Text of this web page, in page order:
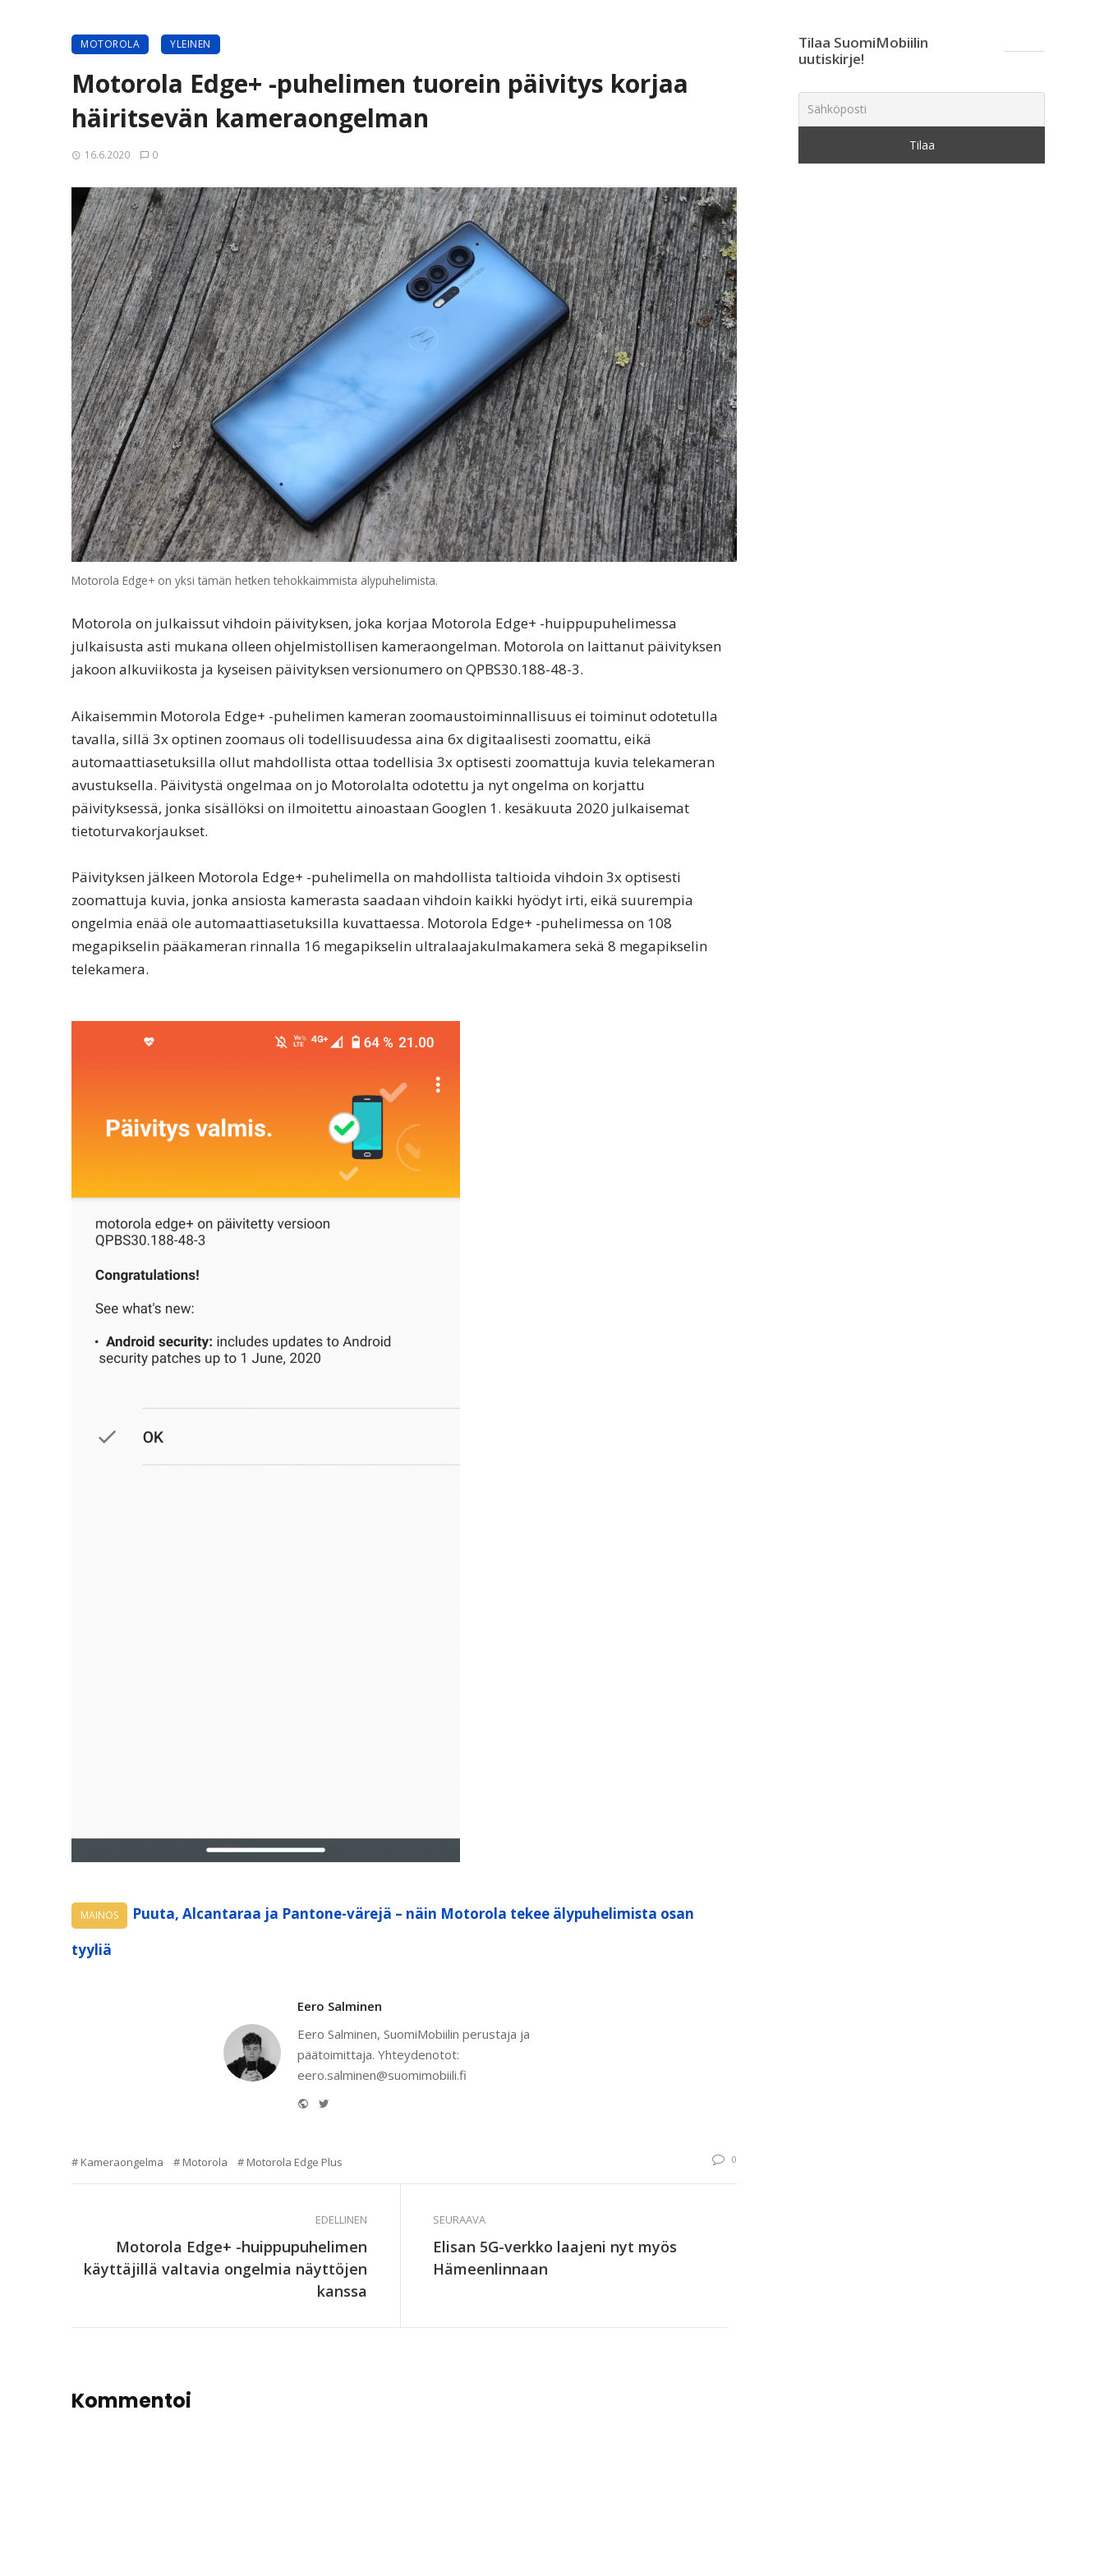
MOTOROLA YLEINEN
Motorola Edge+ -puhelimen tuorein päivitys korjaa
häiritsevän kameraongelman
16.6.2020 0
Motorola Edge+ on yksi tämän hetken tehokkaimmista älypuhelimista.
Motorola on julkaissut vihdoin päivityksen, joka korjaa Motorola Edge+ -huippupuhelimessa
julkaisusta asti mukana olleen ohjelmistollisen kameraongelman. Motorola on laittanut päivityksen
jakoon alkuviikosta ja kyseisen päivityksen versionumero on QPBS30.188-48-3.
Aikaisemmin Motorola Edge+ -puhelimen kameran zoomaustoiminnallisuus ei toiminut odotetulla
tavalla, sillä 3x optinen zoomaus oli todellisuudessa aina 6x digitaalisesti zoomattu, eikä
automaattiasetuksilla ollut mahdollista ottaa todellisia 3x optisesti zoomattuja kuvia telekameran
avustuksella. Päivitystä ongelmaa on jo Motorolalta odotettu ja nyt ongelma on korjattu
päivityksessä, jonka sisällöksi on ilmoitettu ainoastaan Googlen 1. kesäkuuta 2020 julkaisemat
tietoturvakorjaukset.
Päivityksen jälkeen Motorola Edge+ -puhelimella on mahdollista taltioida vihdoin 3x optisesti
zoomattuja kuvia, jonka ansiosta kamerasta saadaan vihdoin kaikki hyödyt irti, eikä suurempia
ongelmia enää ole automaattiasetuksilla kuvattaessa. Motorola Edge+ -puhelimessa on 108
megapikselin pääkameran rinnalla 16 megapikselin ultralaajakulmakamera sekä 8 megapikselin
telekamera.
MAINOS
Puuta, Alcantaraa ja Pantone-värejä – näin Motorola tekee älypuhelimista osan
tyyliä
Eero Salminen
Eero Salminen, SuomiMobiilin perustaja ja
päätoimittaja. Yhteydenotot:
eero.salminen@suomimobiili.fi
Website
Kameraongelma Motorola Motorola Edge Plus 0
EDELLINEN
Motorola Edge+ -huippupuhelimen
käyttäjillä valtavia ongelmia näyttöjen
kanssa
SEURAAVA
Elisan 5G-verkko laajeni nyt myös
Hämeenlinnaan
Kommentoi
Tilaa SuomiMobiilin
uutiskirje!